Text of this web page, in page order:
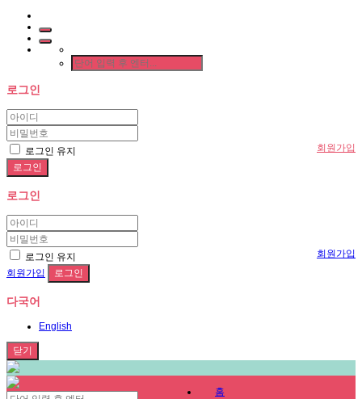
로그인
로그인 유지 회원가입
로그인
회원가입
로그인 유지
회원가입
다국어
English
닫기
홈